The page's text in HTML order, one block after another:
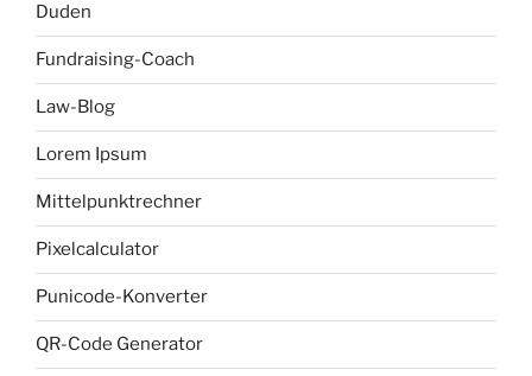
Duden
Fundraising-Coach
Law-Blog
Lorem Ipsum
Mittelpunktrechner
Pixelcalculator
Punicode-Konverter
QR-Code Generator